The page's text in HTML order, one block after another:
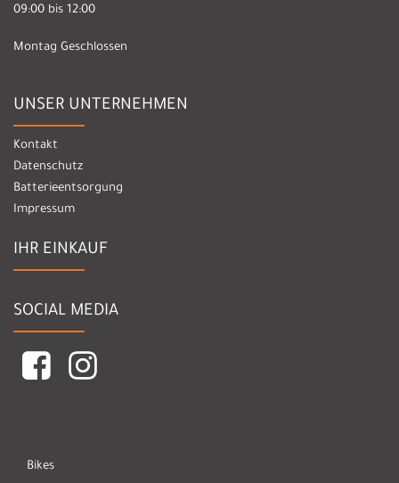
09:00 bis 12:00
Montag Geschlossen
UNSER UNTERNEHMEN
Kontakt
Datenschutz
Batterieentsorgung
Impressum
IHR EINKAUF
SOCIAL MEDIA
Bikes